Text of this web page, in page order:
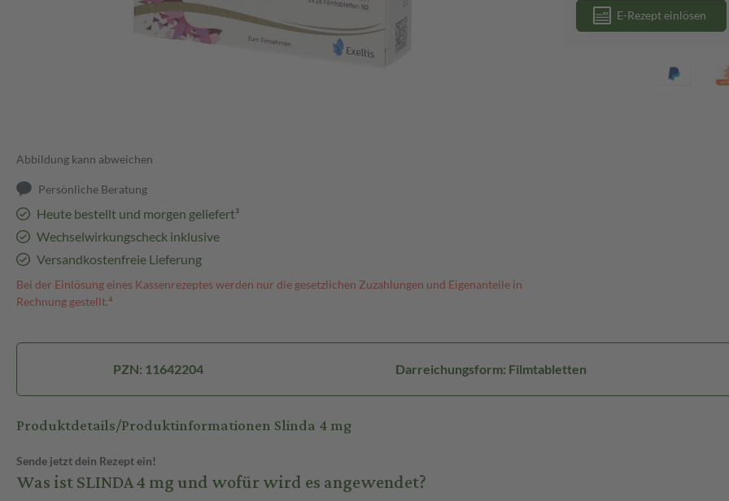
Abbildung kann abweichen
Persönliche Beratung
Heute bestellt und morgen geliefert³
Wechselwirkungscheck inklusive
Versandkostenfreie Lieferung
Bei der Einlösung eines Kassenrezeptes werden nur die gesetzlichen Zuzahlungen und Eigenanteile in
Rechnung gestellt.⁴
E-Rezept einlösen
PZN: 11642204 Darreichungsform: Filmtabletten
Produktdetails/Produktinformationen Slinda 4 mg
Sende jetzt dein Rezept ein!
Was ist SLINDA 4 mg und wofür wird es angewendet?